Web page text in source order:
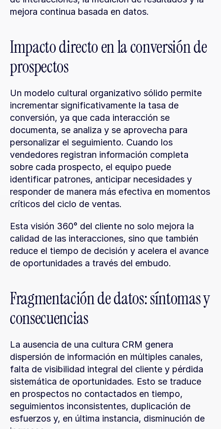
mejora continua basada en datos.
Impacto directo en la conversión de
prospectos
Un modelo cultural organizativo sólido permite
incrementar significativamente la tasa de
conversión, ya que cada interacción se
documenta, se analiza y se aprovecha para
personalizar el seguimiento. Cuando los
vendedores registran información completa
sobre cada prospecto, el equipo puede
identificar patrones, anticipar necesidades y
responder de manera más efectiva en momentos
críticos del ciclo de ventas.
Esta visión 360° del cliente no solo mejora la
calidad de las interacciones, sino que también
reduce el tiempo de decisión y acelera el avance
de oportunidades a través del embudo.
Fragmentación de datos: síntomas y
consecuencias
La ausencia de una cultura CRM genera
dispersión de información en múltiples canales,
falta de visibilidad integral del cliente y pérdida
sistemática de oportunidades. Esto se traduce
en prospectos no contactados en tiempo,
seguimientos inconsistentes, duplicación de
esfuerzos y, en última instancia, disminución de